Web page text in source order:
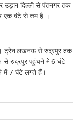
उड़ान दिल्ली से पंतनगर तक
एक घंटे से कम है ।
ट्रेन लखनऊ से रुद्रपुर तक
से रुद्रपुर पहुंचने में 6 घंटे
में 7 घंटे लगते हैं।